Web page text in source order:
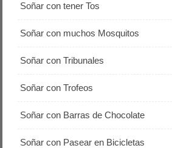
Soñar con tener Tos
Soñar con muchos Mosquitos
Soñar con Tribunales
Soñar con Trofeos
Soñar con Barras de Chocolate
Soñar con Pasear en Bicicletas